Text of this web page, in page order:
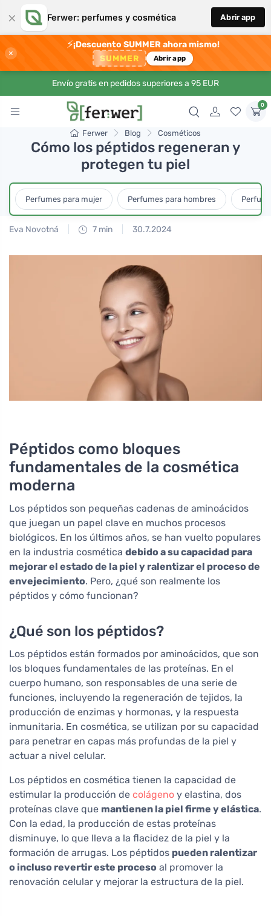
× Ferwer: perfumes y cosmética Abrir app
×
⚡¡Descuento SUMMER ahora mismo!
SUMMER Abrir app
Envío gratis en pedidos superiores a 95 EUR
0
Ferwer Blog Cosméticos
Cómo los péptidos regeneran y
protegen tu piel
Perfumes para mujer Perfumes para hombres
Eva Novotná 7 min 30.7.2024
Péptidos como bloques
fundamentales de la cosmética
moderna
Los péptidos son pequeñas cadenas de aminoácidos
que juegan un papel clave en muchos procesos
biológicos. En los últimos años, se han vuelto populares
en la industria cosmética debido a su capacidad para
mejorar el estado de la piel y ralentizar el proceso de
envejecimiento. Pero, ¿qué son realmente los
péptidos y cómo funcionan?
¿Qué son los péptidos?
Los péptidos están formados por aminoácidos, que son
los bloques fundamentales de las proteínas. En el
cuerpo humano, son responsables de una serie de
funciones, incluyendo la regeneración de tejidos, la
producción de enzimas y hormonas, y la respuesta
inmunitaria. En cosmética, se utilizan por su capacidad
para penetrar en capas más profundas de la piel y
actuar a nivel celular.
Los péptidos en cosmética tienen la capacidad de
estimular la producción de colágeno y elastina, dos
proteínas clave que mantienen la piel firme y elástica.
Con la edad, la producción de estas proteínas
disminuye, lo que lleva a la flacidez de la piel y la
formación de arrugas. Los péptidos pueden ralentizar
o incluso revertir este proceso al promover la
renovación celular y mejorar la estructura de la piel.